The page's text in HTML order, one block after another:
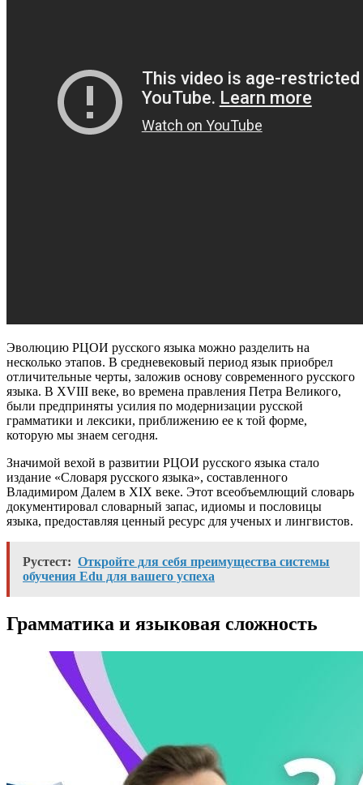
Эволюцию РЦОИ русского языка можно разделить на
несколько этапов. В средневековый период язык приобрел
отличительные черты, заложив основу современного русского
языка. В XVIII веке, во времена правления Петра Великого,
были предприняты усилия по модернизации русской
грамматики и лексики, приближению ее к той форме,
которую мы знаем сегодня.
Значимой вехой в развитии РЦОИ русского языка стало
издание «Словаря русского языка», составленного
Владимиром Далем в XIX веке. Этот всеобъемлющий словарь
документировал словарный запас, идиомы и пословицы
языка, предоставляя ценный ресурс для ученых и лингвистов.
Рустест: Откройте для себя преимущества системы
обучения Edu для вашего успеха
Грамматика и языковая сложность